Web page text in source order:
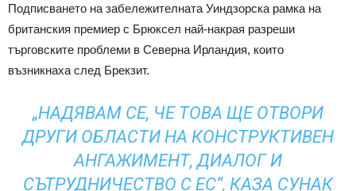
Подписването на забележителната Уиндзорска рамка на
британския премиер с Брюксел най-накрая разреши
търговските проблеми в Северна Ирландия, които
възникнаха след Брекзит.
„НАДЯВАМ СЕ, ЧЕ ТОВА ЩЕ ОТВОРИ
ДРУГИ ОБЛАСТИ НА КОНСТРУКТИВЕН
АНГАЖИМЕНТ, ДИАЛОГ И
СЪТРУДНИЧЕСТВО С ЕС“, КАЗА СУНАК